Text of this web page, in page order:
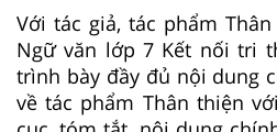
Với tác giả, tác phẩm
Ngữ văn lớp 7 Kết nối tri
trình bày đầy đủ nội dung
về tác phẩm Thân thiện